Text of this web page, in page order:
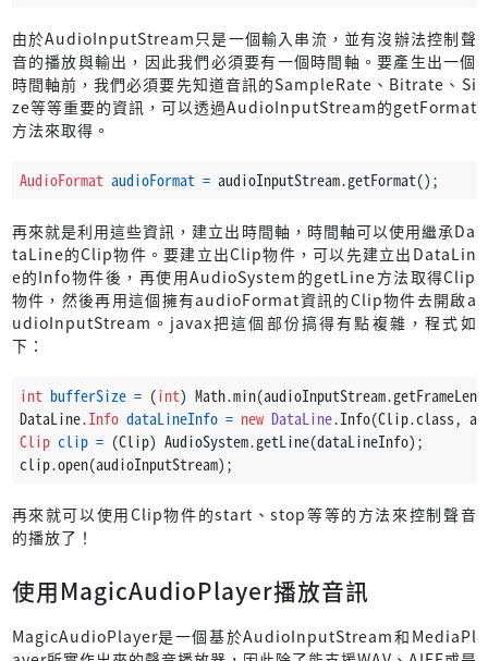
由於AudioInputStream只是一個輸入串流，並有沒辦法控制聲
音的播放與輸出，因此我們必須要有一個時間軸。要產生出一個
時間軸前，我們必須要先知道音訊的SampleRate、Bitrate、Si
ze等等重要的資訊，可以透過AudioInputStream的getFormat
方法來取得。
AudioFormat audioFormat = audioInputStream.getFormat();
再來就是利用這些資訊，建立出時間軸，時間軸可以使用繼承Da
taLine的Clip物件。要建立出Clip物件，可以先建立出DataLin
e的Info物件後，再使用AudioSystem的getLine方法取得Clip
物件，然後再用這個擁有audioFormat資訊的Clip物件去開啟a
udioInputStream。javax把這個部份搞得有點複雜，程式如
下：
int bufferSize = (int)
DataLine.Info dataLineInfo = new DataLine.Info(Clip.class,
Clip clip = (Clip) AudioSystem.getLine(dataLineInfo);
clip.open(audioInputStream);
再來就可以使用Clip物件的start、stop等等的方法來控制聲音
的播放了！
使用MagicAudioPlayer播放音訊
MagicAudioPlayer是一個基於AudioInputStream和MediaPl